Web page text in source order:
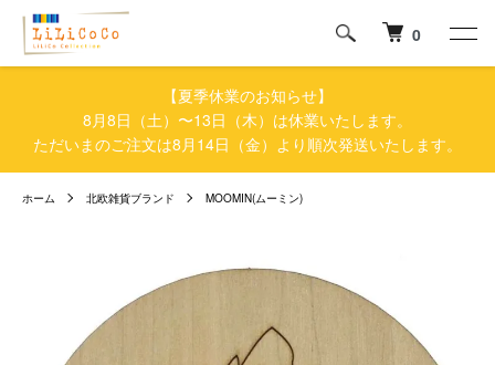
0
【夏季休業のお知らせ】
8月8日（土）〜13日（木）は休業いたします。
ただいまのご注文は8月14日（金）より順次発送いたします。
ホーム 北欧雑貨ブランド MOOMIN(ムーミン)